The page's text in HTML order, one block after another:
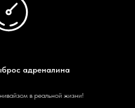
адреналина
в реальной жизни!